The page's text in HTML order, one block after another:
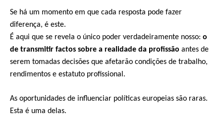
Se há um momento em que cada resposta pode fazer
diferença, é este.
É aqui que se revela o único poder verdadeiramente nosso: o
de transmitir factos sobre a realidade da profissão antes de
serem tomadas decisões que afetarão condições de trabalho,
rendimentos e estatuto profissional.
As oportunidades de influenciar políticas europeias são raras.
Esta é uma delas.